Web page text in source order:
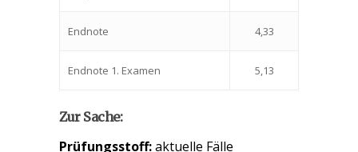
Endnote 4,33
Endnote 1. Examen 5,13
Zur Sache:
Prüfungsstoff:aktuelle Fälle